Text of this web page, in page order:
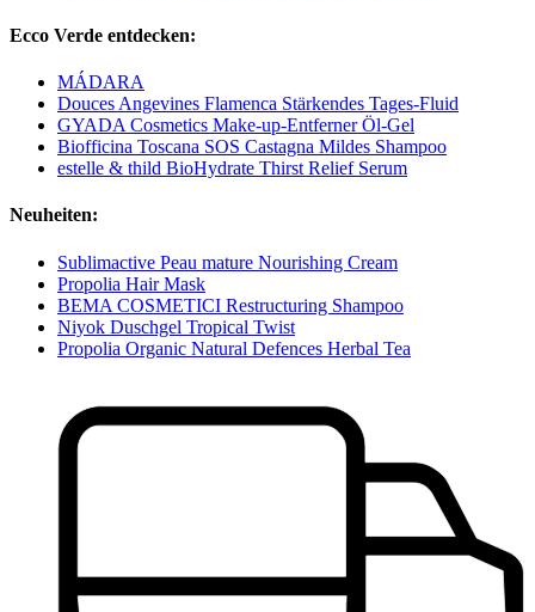
Ecco Verde entdecken:
MÁDARA
Douces Angevines Flamenca Stärkendes Tages-Fluid
GYADA Cosmetics Make-up-Entferner Öl-Gel
Biofficina Toscana SOS Castagna Mildes Shampoo
estelle & thild BioHydrate Thirst Relief Serum
Neuheiten:
Sublimactive Peau mature Nourishing Cream
Propolia Hair Mask
BEMA COSMETICI Restructuring Shampoo
Niyok Duschgel Tropical Twist
Propolia Organic Natural Defences Herbal Tea